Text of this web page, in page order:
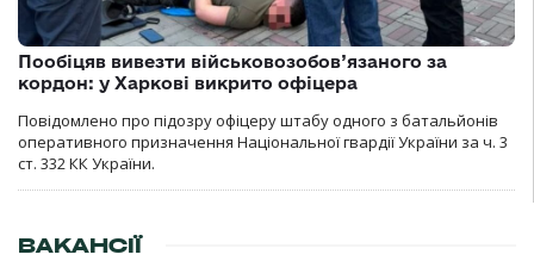
Пообіцяв вивезти військовозобов’язаного за
кордон: у Харкові викрито офіцера
Повідомлено про підозру офіцеру штабу одного з батальйонів
оперативного призначення Національної гвардії України за ч. 3
ст. 332 КК України.
ВАКАНСІЇ